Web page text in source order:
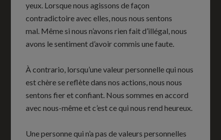
yeux. Lorsque nous agissons de façon
contradictoire avec elles, nous nous sentons
mal. Même si nous n’avons rien fait d’illégal, nous
avons le sentiment d’avoir commis une faute.
À contrario, lorsqu’une valeur personnelle qui nous
est chère se reflète dans nos actions, nous nous
sentons fier et confiant. Nous sommes en accord
avec nous-même et c’est ce qui nous rend heureux.
Une personne qui n’a pas de valeurs personnelles